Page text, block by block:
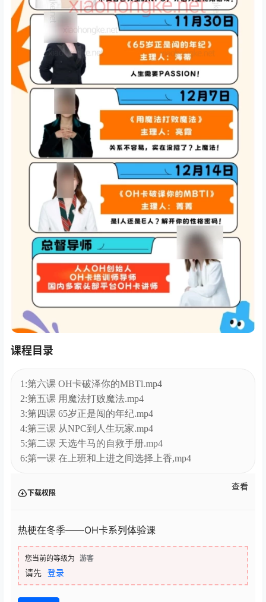
课程目录
1:第六课 OH卡破泽你的MBTl.mp4
2:第五课 用魔法打败魔法.mp4
3:第四课 65岁正是闯的年纪.mp4
4:第三课 从NPC到人生玩家.mp4
5:第二课 天选牛马的自救手册.mp4
6:第一课 在上班和上进之间选择上香,mp4
下载权限
查看
热梗在冬季——OH卡系列体验课
您当前的等级为 游客
请先 登录